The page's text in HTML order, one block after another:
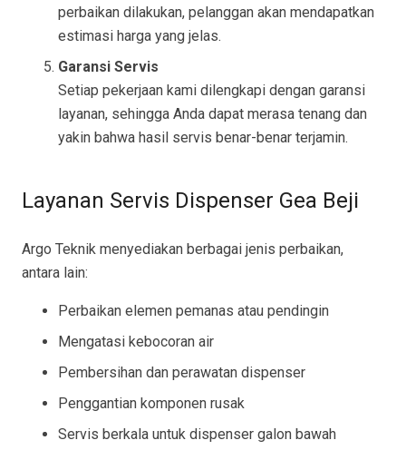
perbaikan dilakukan, pelanggan akan mendapatkan
estimasi harga yang jelas.
Garansi Servis
Setiap pekerjaan kami dilengkapi dengan garansi
layanan, sehingga Anda dapat merasa tenang dan
yakin bahwa hasil servis benar-benar terjamin.
Layanan Servis Dispenser Gea Beji
Argo Teknik menyediakan berbagai jenis perbaikan,
antara lain:
Perbaikan elemen pemanas atau pendingin
Mengatasi kebocoran air
Pembersihan dan perawatan dispenser
Penggantian komponen rusak
Servis berkala untuk dispenser galon bawah